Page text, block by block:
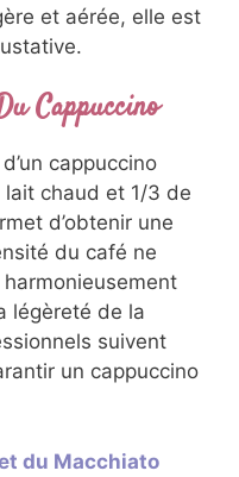
et aérée, elle est
Cappuccino
cappuccino
lait chaud et 1/3 de
d’obtenir une
du café ne
légèreté de la
suivent
un cappuccino
du Macchiato